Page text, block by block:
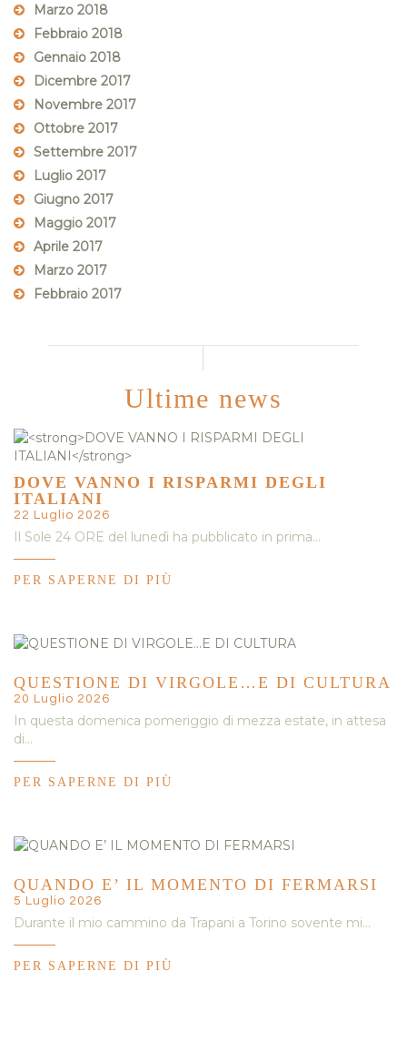
Marzo 2018
Febbraio 2018
Gennaio 2018
Dicembre 2017
Novembre 2017
Ottobre 2017
Settembre 2017
Luglio 2017
Giugno 2017
Maggio 2017
Aprile 2017
Marzo 2017
Febbraio 2017
Ultime news
DOVE VANNO I RISPARMI DEGLI
ITALIANI
22 Luglio 2026
Il Sole 24 ORE del lunedì ha pubblicato in prima…
PER SAPERNE DI PIÙ
QUESTIONE DI VIRGOLE…E DI CULTURA
20 Luglio 2026
In questa domenica pomeriggio di mezza estate, in attesa
di…
PER SAPERNE DI PIÙ
QUANDO E’ IL MOMENTO DI FERMARSI
5 Luglio 2026
Durante il mio cammino da Trapani a Torino sovente mi…
PER SAPERNE DI PIÙ